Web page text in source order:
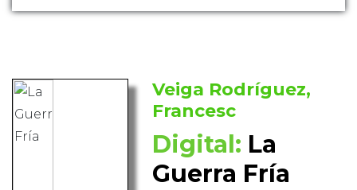
Veiga Rodríguez,
Francesc
Digital: La
Guerra Fría